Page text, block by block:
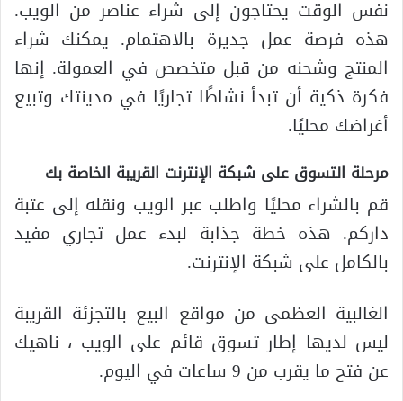
نفس الوقت يحتاجون إلى شراء عناصر من الويب.
هذه فرصة عمل جديرة بالاهتمام. يمكنك شراء
المنتج وشحنه من قبل متخصص في العمولة. إنها
فكرة ذكية أن تبدأ نشاطًا تجاريًا في مدينتك وتبيع
أغراضك محليًا.
مرحلة التسوق على شبكة الإنترنت القريبة الخاصة بك
قم بالشراء محليًا واطلب عبر الويب ونقله إلى عتبة
داركم. هذه خطة جذابة لبدء عمل تجاري مفيد
بالكامل على شبكة الإنترنت.
الغالبية العظمى من مواقع البيع بالتجزئة القريبة
ليس لديها إطار تسوق قائم على الويب ، ناهيك
عن فتح ما يقرب من 9 ساعات في اليوم.